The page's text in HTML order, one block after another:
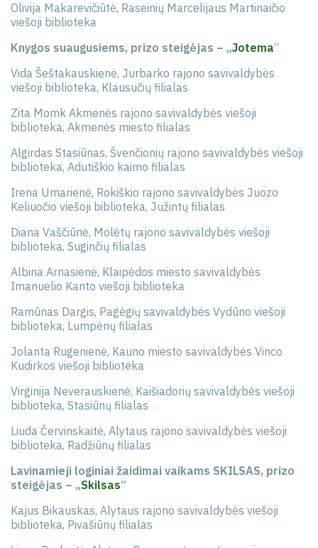
Olivija Makarevičiūtė, Raseinių Marcelijaus Martinaičio
viešoji biblioteka
Knygos suaugusiems, prizo steigėjas – „Jotema“
Vida Šeštakauskienė, Jurbarko rajono savivaldybės
viešoji biblioteka, Klausučių filialas
Zita Momk Akmenės rajono savivaldybės viešoji
biblioteka, Akmenės miesto filialas
Algirdas Stasiūnas, Švenčionių rajono savivaldybės viešoji
biblioteka, Adutiškio kaimo filialas
Irena Umarienė, Rokiškio rajono savivaldybės Juozo
Keliuočio viešoji biblioteka, Južintų filialas
Diana Vaščiūnė, Molėtų rajono savivaldybės viešoji
biblioteka, Suginčių filialas
Albina Arnasienė, Klaipėdos miesto savivaldybės
Imanuelio Kanto viešoji biblioteka
Ramūnas Dargis, Pagėgių savivaldybės Vydūno viešoji
biblioteka, Lumpėnų filialas
Jolanta Rugenienė, Kauno miesto savivaldybės Vinco
Kudirkos viešoji biblioteka
Virginija Neverauskienė, Kaišiadorių savivaldybės viešoji
biblioteka, Stasiūnų filialas
Liuda Červinskaitė, Alytaus rajono savivaldybės viešoji
biblioteka, Radžiūnų filialas
Lavinamieji loginiai žaidimai vaikams SKILSAS, prizo
steigėjas – „Skilsas“
Kajus Bikauskas, Alytaus rajono savivaldybės viešoji
biblioteka, Pivašiūnų filialas